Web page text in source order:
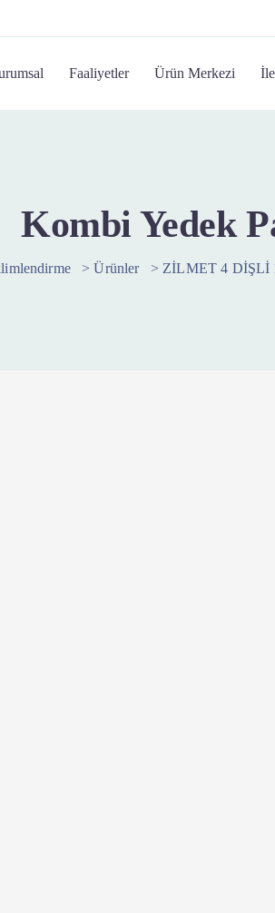
Faaliyetler Ürün Merkezi
Kombi Yedek
>Ürünler > ZİLMET 4 DİŞLİ